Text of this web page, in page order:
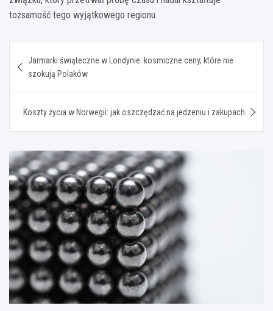
tożsamość tego wyjątkowego regionu.
wpisu
Jarmarki świąteczne w Londynie: kosmiczne ceny, które nie
szokują Polaków
Koszty życia w Norwegii: jak oszczędzać na jedzeniu i zakupach